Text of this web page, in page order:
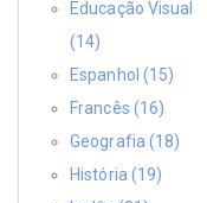
Educação Visual
(14)
Espanhol (15)
Francês (16)
Geografia (18)
História (19)